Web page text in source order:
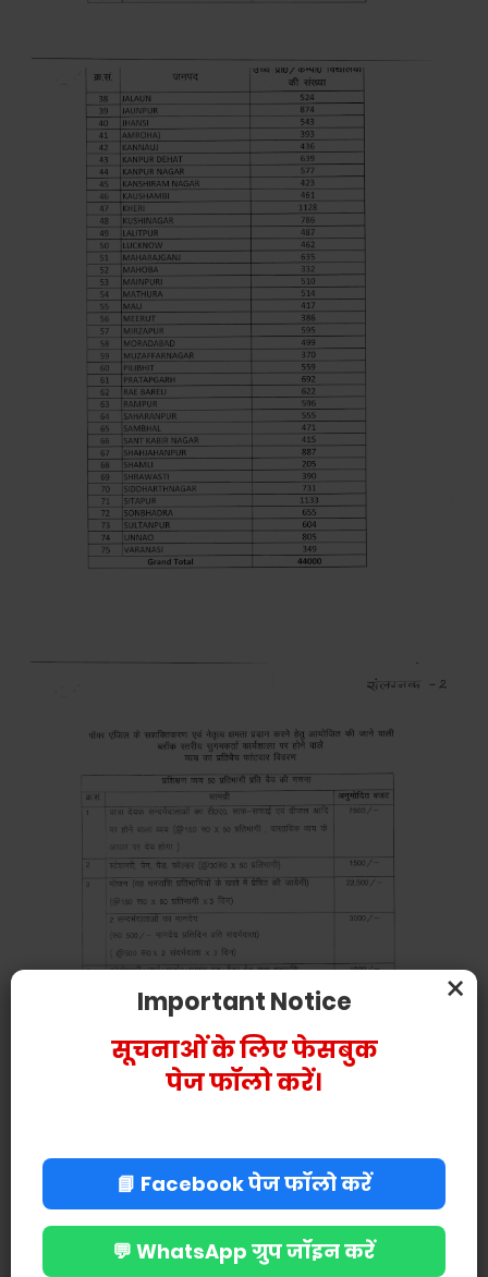
×
Important Notice
सूचनाओं के लिए फेसबुक
पेज फॉलो करें।
📘 Facebook पेज फॉलो करें
💬 WhatsApp ग्रुप जॉइन करें